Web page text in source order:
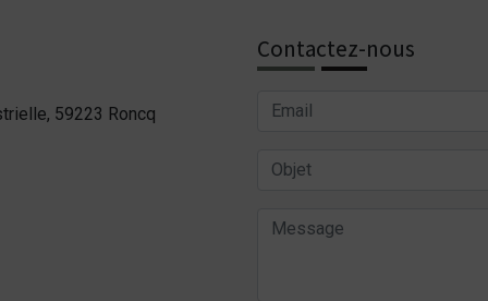
59223 Roncq
Contactez-nous